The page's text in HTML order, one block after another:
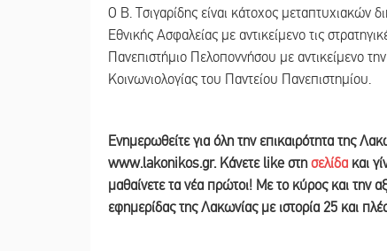
Ο Β. Τσιγαρίδης είναι κάτοχος
Εθνικής Ασφαλείας με αντικείμενο τις
Πανεπιστήμιο Πελοποννήσου με αντικείμενο
Κοινωνιολογίας του Παντείου Πανεπιστημίου.
Ενημερωθείτε για όλη την επικαιρότητα της
www.lakonikos.gr. Κάνετε like στη σελίδα και
μαθαίνετε τα νέα πρώτοι! Με το κύρος και την
εφημερίδας της Λακωνίας με ιστορία 25 και